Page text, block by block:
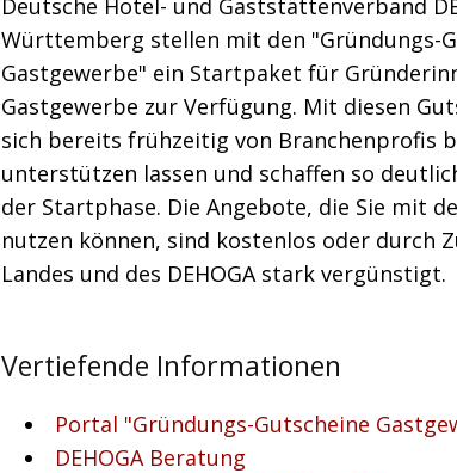
Deutsche Hotel- und Gaststättenverband
Württemberg stellen mit den "Gründungs-
Gastgewerbe" ein Startpaket für
Gastgewerbe zur Verfügung. Mit diesen
sich bereits frühzeitig von Branchenprofis
unterstützen lassen und schaffen so
der Startphase. Die Angebote, die Sie mit
nutzen können, sind kostenlos oder durch
Landes und des DEHOGA stark vergünstigt.
Vertiefende Informationen
Portal "Gründungs-Gutscheine
DEHOGA Beratung